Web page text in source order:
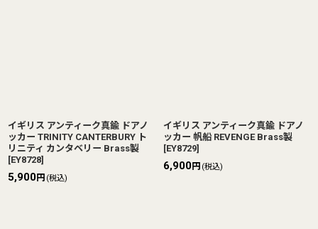
イギリス アンティーク真鍮 ドアノ
ッカー TRINITY CANTERBURY ト
リニティ カンタベリー Brass製
[EY8728]
5,900円 (税込)
イギリス アンティーク真鍮 ドアノ
ッカー 帆船 REVENGE Brass製
[EY8729]
6,900円 (税込)